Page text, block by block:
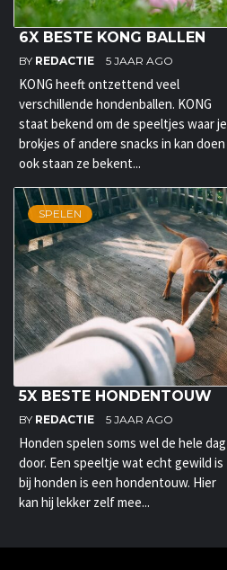
6X BESTE KONG BALLEN
BY REDACTIE 5 JAAR AGO
KONG heeft ontzettend veel
verschillende hondenballen. KONG
staat bekend om de speeltjes waar je
brokjes of andere snacks in kan doen
ook staan ze bekent...
SPELEN
5X BESTE HONDENTOUW
BY REDACTIE 5 JAAR AGO
Honden spelen soms wel de hele dag
door. Een speeltje wat echt gewild is
bij honden is een hondentouw. Hier
kan hij lekker zelf mee...